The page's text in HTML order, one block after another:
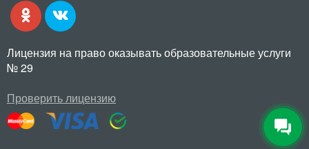
Лицензия на право оказывать образовательные услуги
№ 29
Проверить лицензию